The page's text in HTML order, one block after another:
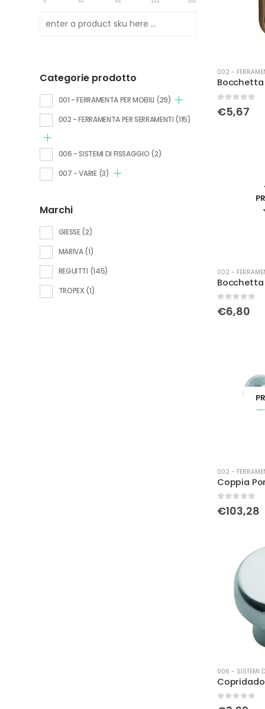
002 -
€5,67
002 -
Su 5
€6,80
002 -
Su 5
€103,28
006 - SISTEMI
Su 5
Categorie prodotto
001 - FERRAMENTA PER MOBILI (29)
002 - FERRAMENTA PER SERRAMENTI (115)
006 - SISTEMI DI FISSAGGIO (2)
007 - VARIE (3)
Marchi
GIESSE (2)
MARIVA (1)
REGUITTI (145)
TROPEX (1)